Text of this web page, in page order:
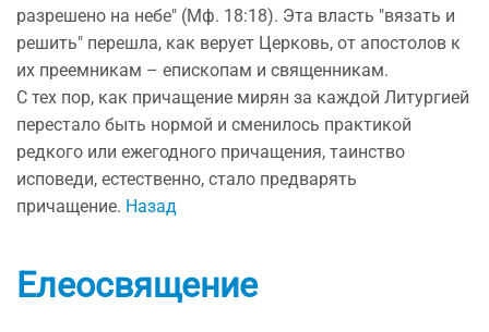
разрешено на небе" (Мф. 18:18). Эта власть "вязать и
решить" перешла, как верует Церковь, от апостолов к
их преемникам – епископам и священникам.
С тех пор, как причащение мирян за каждой Литургией
перестало быть нормой и сменилось практикой
редкого или ежегодного причащения, таинство
исповеди, естественно, стало предварять
причащение. Назад
Елеосвящение